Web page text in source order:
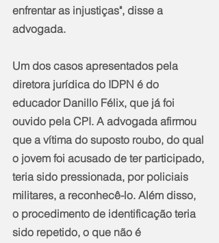
enfrentar as injustiças", disse a
advogada.
Um dos casos apresentados pela
diretora jurídica do IDPN é do
educador Danillo Félix, que já foi
ouvido pela CPI. A advogada afirmou
que a vítima do suposto roubo, do qual
o jovem foi acusado de ter participado,
teria sido pressionada, por policiais
militares, a reconhecê-lo. Além disso,
o procedimento de identificação teria
sido repetido, o que não é